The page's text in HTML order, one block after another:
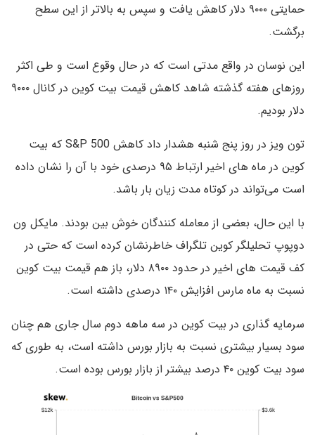
حمایتی ۹۰۰۰ دلار کاهش یافت و سپس به بالاتر از این سطح
برگشت.
این نوسان در واقع مدتی است که در حال وقوع است و طی اکثر
روزهای هفته گذشته شاهد کاهش قیمت بیت کوین در کانال ۹۰۰۰
دلار بودیم.
تون ویز در روز پنج شنبه هشدار داد کاهش S&P 500 که بیت
کوین در ماه های اخیر ارتباط ۹۵ درصدی خود با آن را نشان داده
است می‌تواند در کوتاه مدت زیان بار باشد.
با این حال، بعضی از معامله کنندگان خوش بین بودند. مایکل ون
دوپوپ تحلیلگر کوین تلگراف خاطرنشان کرده است که حتی در
کف قیمت های اخیر در حدود ۸۹۰۰ دلار، باز هم قیمت بیت کوین
نسبت به ماه مارس افزایش ۱۴۰ درصدی داشته است.
سرمایه گذاری در بیت کوین در سه ماهه دوم سال جاری هم چنان
سود بسیار بیشتری نسبت به بازار بورس داشته است، به طوری که
سود بیت کوین ۴۰ درصد بیشتر از بازار بورس بوده است.